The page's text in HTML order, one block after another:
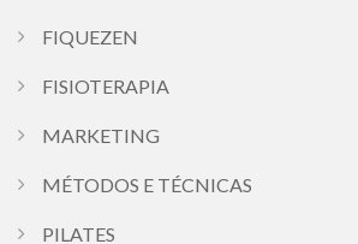
FIQUEZEN
FISIOTERAPIA
MARKETING
MÉTODOS E TÉCNICAS
PILATES